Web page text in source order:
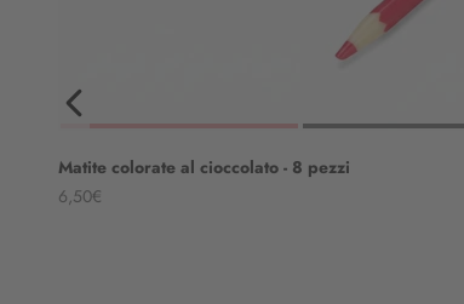
Matite colorate al cioccolato - 8 pezzi
Angebot
6,50€